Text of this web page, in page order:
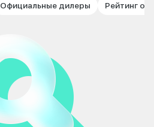
Официальные дилеры Рейтинг